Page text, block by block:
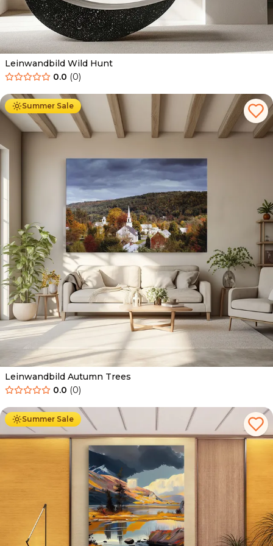
Leinwandbild Wild Hunt
0.0 (0)
Summer Sale
Ab 39.90 € 34.90
Leinwandbild Autumn Trees
0.0 (0)
Summer Sale
Ab 39.90 € 34.90